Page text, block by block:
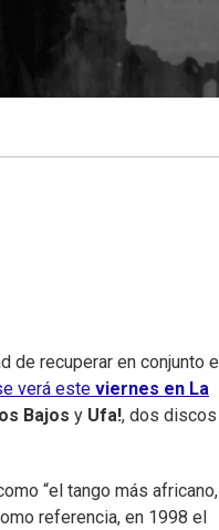
recuperar en conjunto el
verá este viernes en La
Bajos y Ufa!, dos discos
“el tango más africano,
referencia, en 1998 el